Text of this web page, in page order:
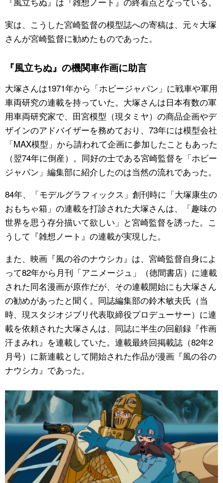
実は、こうした宮崎監督の模型誌への寄稿は、元々大塚
さんが宮崎監督に勧めたものであった。
『風立ちぬ』の機関車作画に助言
大塚さんは1971年から「ホビージャパン」に戦車や軍用
車両研究の連載を持っていた。大塚さんは日本有数の軍
用車両研究家で、田宮模型（現タミヤ）の商品企画やデ
ザインのアドバイザーを務めており、73年には模型会社
「MAX模型」から請われて企画に参加したこともあった
（翌74年に倒産）。同好の士である宮崎監督を「ホビー
ジャパン」編集部に紹介したのは当然の流れであった。
84年、「モデルグラフィックス」創刊時に「大塚康生の
おもちゃ箱」の連載を打診された大塚さんは、「趣味の
世界を思う存分描いて欲しい」と宮崎監督を誘った。こ
うして『雑想ノート』の連載が実現した。
また、映画『風の谷のナウシカ』は、宮崎監督自身によ
って82年から月刊「アニメージュ」（徳間書店）に連載
された同名漫画が原作だが、その連載開始にも大塚さん
の勧めがあったと聞く。同誌編集部の鈴木敏夫氏（当
時、現スタジオジブリ代表取締役プロデューサー）に連
載を依頼された大塚さんは、同誌に半生の回顧録『作画
汗まみれ』を連載していた。連載最終回掲載誌（82年2
月号）に新連載として開始された作品が漫画『風の谷の
ナウシカ』であった。